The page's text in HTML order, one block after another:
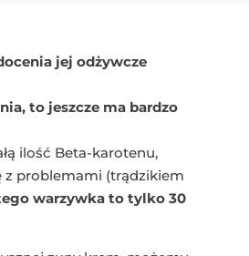
jej odżywcze
to jeszcze ma bardzo
ilość Beta-karotenu,
z problemami (trądzikiem
warzywka to tylko 30